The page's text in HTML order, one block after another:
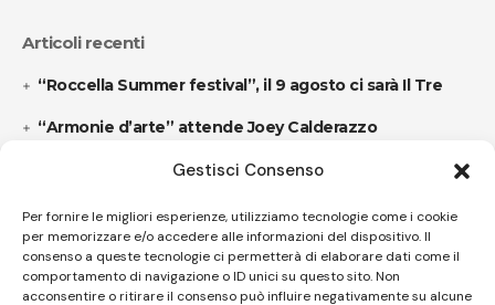
Gestisci Consenso
Per fornire le migliori esperienze, utilizziamo tecnologie come i cookie
per memorizzare e/o accedere alle informazioni del dispositivo. Il
consenso a queste tecnologie ci permetterà di elaborare dati come il
comportamento di navigazione o ID unici su questo sito. Non
acconsentire o ritirare il consenso può influire negativamente su alcune
Articoli recenti
“Roccella Summer festival”, il 9 agosto ci sarà Il Tre
“Armonie d’arte” attende Joey Calderazzo
Follow US
© A.C.I.D.I. Associazione Culturale Informazione Diffusione Innovazione